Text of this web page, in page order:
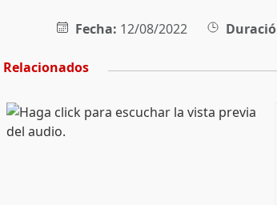
Fecha: 12/08/2022
Relacionados